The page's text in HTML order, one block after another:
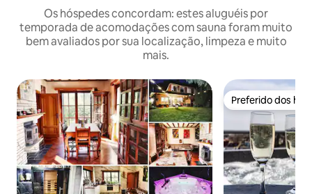
Os hóspedes concordam: estes aluguéis por
temporada de acomodações com sauna foram muito
bem avaliados por sua localização, limpeza e muito
mais.
Preferido dos
Preferido dos